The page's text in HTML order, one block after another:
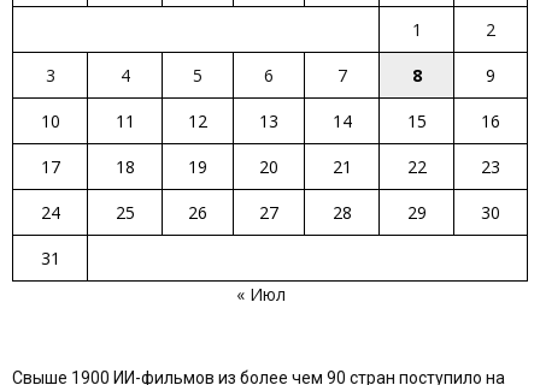
1
2
3
4 5 6 7 8
9
10
11 12 13 14 15
16
17
18 19 20 21 22
23
24
25 26 27 28 29
30
31
« Июл
Свыше 1900 ИИ-фильмов из более чем 90 стран поступило на